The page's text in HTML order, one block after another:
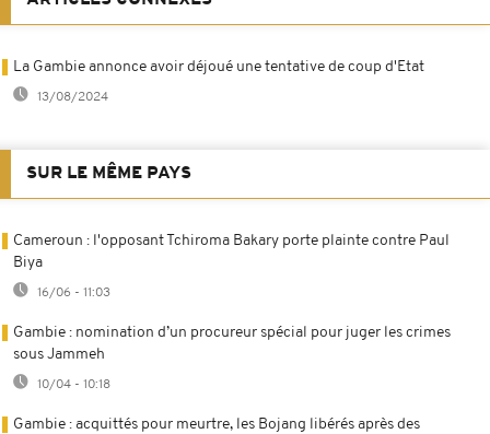
La Gambie annonce avoir déjoué une tentative de coup d'Etat
13/08/2024
SUR LE MÊME PAYS
Cameroun : l'opposant Tchiroma Bakary porte plainte contre Paul
Biya
16/06 - 11:03
Gambie : nomination d’un procureur spécial pour juger les crimes
sous Jammeh
10/04 - 10:18
Gambie : acquittés pour meurtre, les Bojang libérés après des